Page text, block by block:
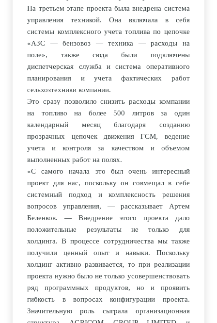
На третьем этапе проекта была внедрена система
управления техникой. Она включала в себя
системы комплексного учета топлива по цепочке
«АЗС — бензовоз — техника — расходы на
поле», также сюда были подключены
диспетчерская служба и система оперативного
планирования и учета фактических работ
сельхозтехники компании.
Это сразу позволило снизить расходы компании
на топливо на более 500 литров за один
календарный месяц благодаря созданию
прозрачных цепочек движения ГСМ, ведение
учета и контроля за качеством и объемом
выполненных работ на полях.
«С самого начала это был очень интересный
проект для нас, поскольку он совмещал в себе
системный подход и комплексность решения
вопросов управления, — рассказывает Артем
Беленков. — Внедрение этого проекта дало
положительные результаты не только для
холдинга. В процессе сотрудничества мы также
получили ценный опыт и навыки. Поскольку
холдинг активно развивается, то при реализации
проекта нужно было не только усовершенствовать
ряд программных продуктов, но и проявить
гибкость в вопросах конфигурации проекта.
Значительную роль сыграла организационная